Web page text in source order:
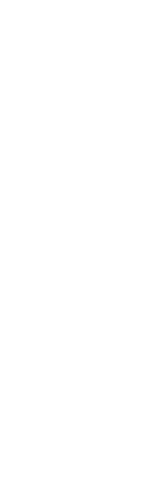
La alarma de
Málaga, se
intervención de
camiones de
expectación
de las 23.00
Debido a la
en línea recta,
Paseo de
participaron en
altura, como es